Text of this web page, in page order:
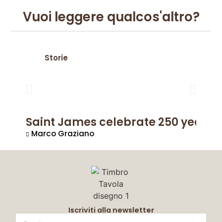
Vuoi leggere qualcos'altro?
Storie
Saint James celebrate 250 years
Marco Graziano
Iscriviti alla newsletter